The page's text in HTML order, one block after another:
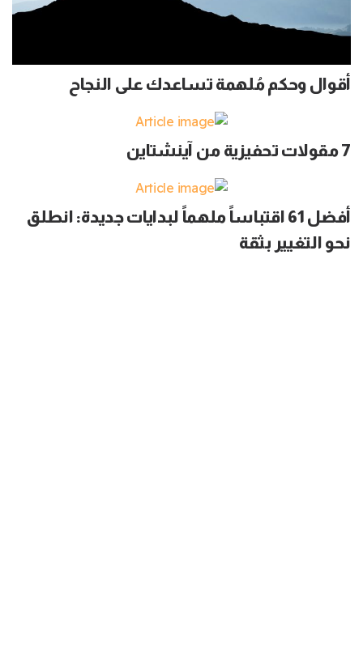
أقوال وحكم مُلهمة تساعدك على النجاح
7 مقولات تحفيزية من آينشتاين
أفضل 61 اقتباساً ملهماً لبدايات جديدة: انطلق
نحو التغيير بثقة